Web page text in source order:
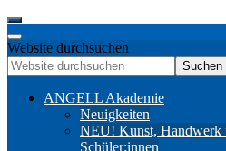
Website durchsuchen
Suchen
ANGELL Akademie
Neuigkeiten
NEU! Kunst, Handwerk
Schüler:innen